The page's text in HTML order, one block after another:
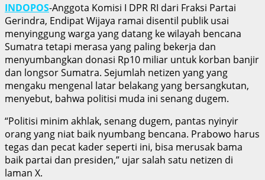
INDOPOS-Anggota Komisi I DPR RI dari Fraksi Partai
Gerindra, Endipat Wijaya ramai disentil publik usai
menyinggung warga yang datang ke wilayah bencana
Sumatra tetapi merasa yang paling bekerja dan
menyumbangkan donasi Rp10 miliar untuk korban banjir
dan longsor Sumatra. Sejumlah netizen yang yang
mengaku mengenal latar belakang yang bersangkutan,
menyebut, bahwa politisi muda ini senang dugem.
“Politisi minim akhlak, senang dugem, pantas nyinyir
orang yang niat baik nyumbang bencana. Prabowo harus
tegas dan pecat kader seperti ini, bisa merusak bama
baik partai dan presiden,” ujar salah satu netizen di
laman X.